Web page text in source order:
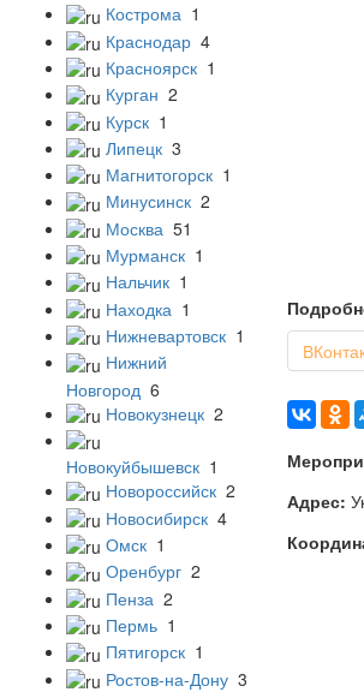
Кострома 1
Краснодар 4
Красноярск 1
Курган 2
Курск 1
Липецк 3
Магнитогорск 1
Минусинск 2
Москва 51
Мурманск 1
Нальчик 1
Находка 1
Нижневартовск 1
Нижний
Новгород 6
Новокузнецк 2
Новокуйбышевск 1
Новороссийск 2
Новосибирск 4
Омск 1
Оренбург 2
Пенза 2
Пермь 1
Пятигорск 1
Ростов-на-Дону 3
Адрес: